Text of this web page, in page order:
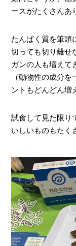
ースがたくさんあ
たんぱく質を筆頭
切っても切り離せ
ガンの人も増えて
（動物性の成分
ントもどんどん増
試食して見た限り
いしいものもたく